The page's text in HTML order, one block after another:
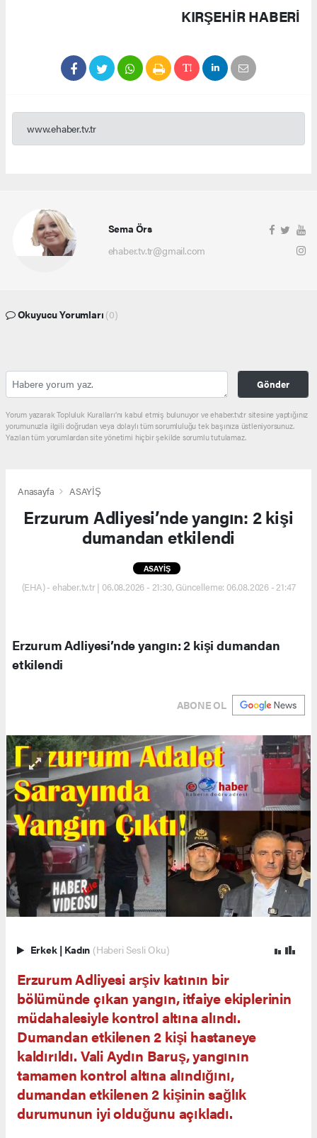
KIRŞEHIR HABERİ
www.ehaber.tv.tr
Sema Örs
ehaber.tv.tr@gmail.com
Okuyucu Yorumları (0)
Gönder
Yorum yazarak Topluluk Kuralları’nı kabul etmiş bulunuyor ve ehaber.tv.tr sitesine yaptığınız
yorumunuzla ilgili doğrudan veya dolaylı tüm sorumluluğu tek başınıza üstleniyorsunuz.
Yazılan tüm yorumlardan site yönetimi hiçbir şekilde sorumlu tutulamaz.
Anasayfa ASAYİŞ
Erzurum Adliyesi’nde yangın: 2 kişi
dumandan etkilendi
ASAYİŞ
(EHA) - ehaber.tv.tr | 06.08.2026 - 21:30, Güncelleme: 06.08.2026 - 21:47
Erzurum Adliyesi’nde yangın: 2 kişi dumandan
etkilendi
ABONE OL
Erkek | Kadın (Haberi Sesli Oku)
Erzurum Adliyesi arşiv katının bir
bölümünde çıkan yangın, itfaiye ekiplerinin
müdahalesiyle kontrol altına alındı.
Dumandan etkilenen 2 kişi hastaneye
kaldırıldı. Vali Aydın Baruş, yangının
tamamen kontrol altına alındığını,
dumandan etkilenen 2 kişinin sağlık
durumunun iyi olduğunu açıkladı.